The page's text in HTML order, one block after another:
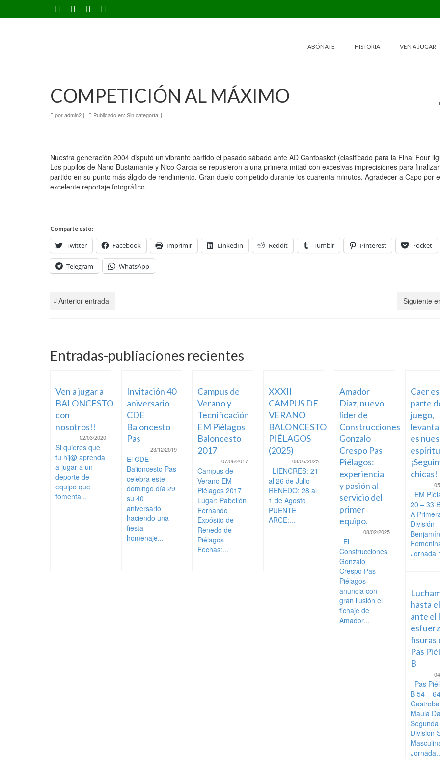
ABÓNATE HISTORIA VEN A JUGAR
COMPETICIÓN AL MÁXIMO
poradmin2 | Publicado en: Sin categoría |
Nuestra generación 2004 disputó un vibrante partido el pasado sábado ante AD Cantbasket (clasificado para la Final Four
Los pupilos de Nano Bustamante y Nico García se repusieron a una primera mitad con excesivas imprecisiones para
partido en su punto más álgido de rendimiento. Gran duelo competido durante los cuarenta minutos. Agradecer a Capo por
excelente reportaje fotográfico.
Comparte esto:
Twitter Facebook Imprimir LinkedIn Reddit Tumblr Pinterest Pocket
Telegram WhatsApp
Anterior entrada Siguiente
Entradas-publiaciones recientes
Ven a jugar a
BALONCESTO
con
nosotros!!
02/03/2020
Si quieres que
tu hij@ aprenda
a jugar a un
deporte de
equipo que
fomenta...
Invitación 40
aniversario
CDE
Baloncesto
Pas
23/12/2019
El CDE
Balioncesto Pas
celebra este
domingo día 29
su 40
aniversario
haciendo una
fiesta-
homenaje...
Campus de
Verano y
Tecnificación
EM Piélagos
Baloncesto
2017
07/06/2017
Campus de
Verano EM
Piélagos 2017
Lugar: Pabellón
Fernando
Expósito de
Renedo de
Piélagos
Fechas:...
XXXII
CAMPUS DE
VERANO
BALONCESTO
PIÉLAGOS
(2025)
08/06/2025
LIENCRES: 21
al 26 de Julio
RENEDO: 28 al
1 de Agosto
PUENTE
ARCE:...
Amador
Díaz, nuevo
líder de
Construcciones
Gonzalo
Crespo Pas
Piélagos:
experiencia
y pasión al
servicio del
primer
equipo.
08/02/2025
El
Construcciones
Gonzalo
Crespo Pas
Piélagos
anuncia con
gran ilusión el
fichaje de
Amador...
Caer es
parte
juego,
es
chicas!
EM
20 – 33
A
División
Benjamín
Jornada
hasta
ante el
fisuras
Pas
B
Pas
B 54 – 64
Maula
Segunda
División